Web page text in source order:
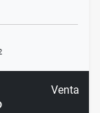
Venta